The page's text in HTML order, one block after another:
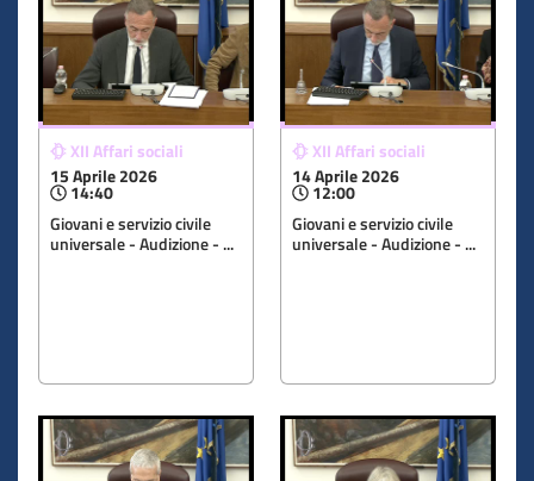
XII Affari sociali
15 Aprile 2026
14:40
Giovani e servizio civile
universale - Audizione - ...
XII Affari sociali
14 Aprile 2026
12:00
Giovani e servizio civile
universale - Audizione - ...